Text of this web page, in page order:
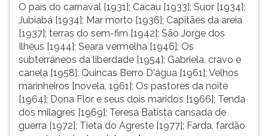
O país do carnaval [1931]; Cacau [1933]; Suor [1934];
Jubiabá [1934]; Mar morto [1936]; Capitães da areia
[1937]; terras do sem-fim [1942]; São Jorge dos
Ilhéus [1944]; Seara vermelha [1946]; Os
subterrâneos da liberdade [1954]; Gabriela, cravo e
canela [1958]; Quincas Berro D'água [1961]; Velhos
marinheiros [novela, 1961]; Os pastores da noite
[1964]; Dona Flor e seus dois maridos [1966]; Tenda
dos milagres [1969]; Teresa Batista cansada de
guerra [1972]; Tieta do Agreste [1977]; Farda, fardão